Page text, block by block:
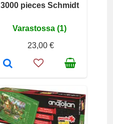
3000 pieces Schmidt
Varastossa (1)
23,00 €